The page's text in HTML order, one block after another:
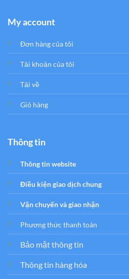
My account
Đơn hàng của tôi
Tải khoản của tôi
Tải về
Giỏ hàng
Thông tin
Thông tin website
Điều kiện giao dịch chung
Vận chuyển và giao nhận
Phương thức thanh toán
Bảo mật thông tin
Thông tin hàng hóa